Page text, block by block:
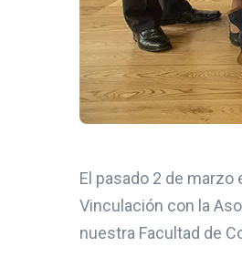
El pasado 2 de
Vinculación con la
nuestra Facultad de